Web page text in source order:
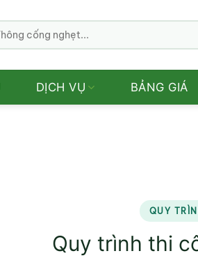
DỊCH VỤ BẢNG GIÁ
QUY
Quy trình thi